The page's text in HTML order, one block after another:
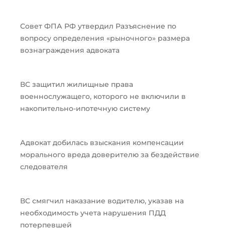
Совет ФПА РФ утвердил Разъяснение по
вопросу определения «рыночного» размера
вознаграждения адвоката
ВС защитил жилищные права
военнослужащего, которого не включили в
накопительно-ипотечную систему
Адвокат добилась взыскания компенсации
морального вреда доверителю за бездействие
следователя
ВС смягчил наказание водителю, указав на
необходимость учета нарушения ПДД
потерпевшей